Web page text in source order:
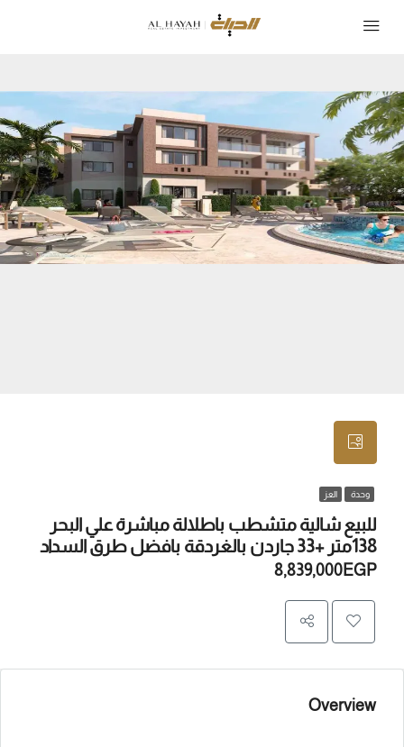
وحدة العز
للبيع شالية متشطب باطلالة مباشرة علي البحر
138متر +33 جاردن بالغردقة بافضل طرق السداد
8,839,000EGP
Overview